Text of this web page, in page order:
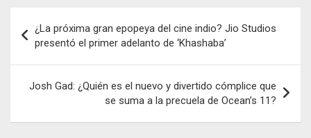
de
entradas
¿La próxima gran epopeya del cine indio? Jio Studios
presentó el primer adelanto de ‘Khashaba’
Josh Gad: ¿Quién es el nuevo y divertido cómplice que
se suma a la precuela de Ocean’s 11?